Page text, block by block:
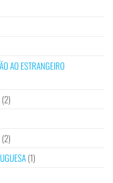
AO ESTRANGEIRO
(2)
(2)
(1)